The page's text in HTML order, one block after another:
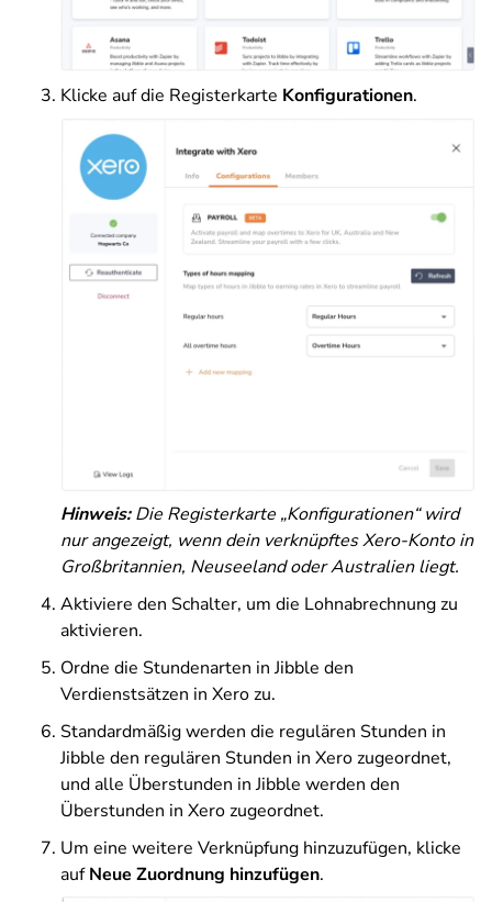
Klicke auf die Registerkarte Konfigurationen.
Hinweis:Die Registerkarte „Konfigurationen“ wird
nur angezeigt, wenn dein verknüpftes Xero-Konto in
Großbritannien, Neuseeland oder Australien liegt.
Aktiviere den Schalter, um die Lohnabrechnung zu
aktivieren.
Ordne die Stundenarten in Jibble den
Verdienstsätzen in Xero zu.
Standardmäßig werden die regulären Stunden in
Jibble den regulären Stunden in Xero zugeordnet,
und alle Überstunden in Jibble werden den
Überstunden in Xero zugeordnet.
Um eine weitere Verknüpfung hinzuzufügen, klicke
aufNeue Zuordnung hinzufügen.